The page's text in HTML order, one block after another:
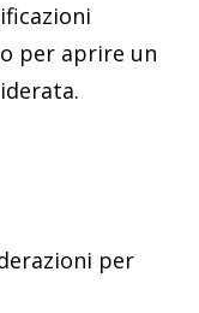
per aprire un
per